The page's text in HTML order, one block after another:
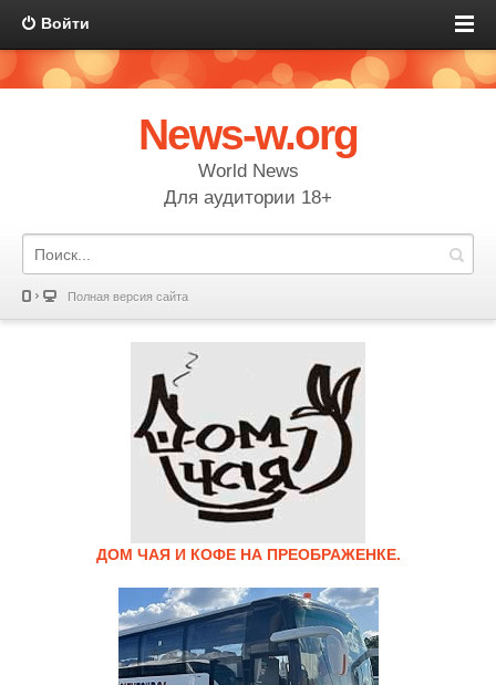
Войти
News-w.org
World News
Для аудитории 18+
Полная версия сайта
ДОМ ЧАЯ И КОФЕ НА ПРЕОБРАЖЕНКЕ.